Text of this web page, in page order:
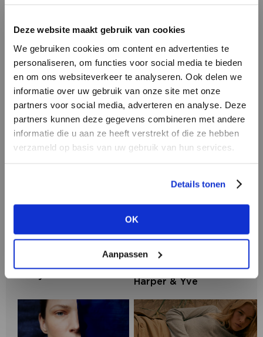
Deze website maakt gebruik van cookies
We gebruiken cookies om content en advertenties te
personaliseren, om functies voor social media te bieden
en om ons websiteverkeer te analyseren. Ook delen we
informatie over uw gebruik van onze site met onze
partners voor social media, adverteren en analyse. Deze
partners kunnen deze gegevens combineren met andere
informatie die u aan ze heeft verstrekt of die ze hebben
verzameld op basis van uw gebruik van hun services.
Details tonen
OK
Aanpassen
LOGIN
Password
LOGIN
NO ACCOUNT YET?
Aimée the Label
BRAND
Second female
BRAND
BRAND
Harper & Yve